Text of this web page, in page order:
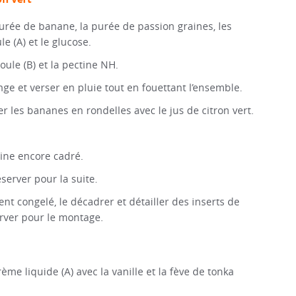
de banane, la purée de passion graines, les
(A) et le glucose.
(B) et la pectine NH.
et verser en pluie tout en fouettant l’ensemble.
les bananes en rondelles avec le jus de citron vert.
encore cadré.
pour la suite.
congelé, le décadrer et détailler des inserts de
pour le montage.
liquide (A) avec la vanille et la fève de tonka